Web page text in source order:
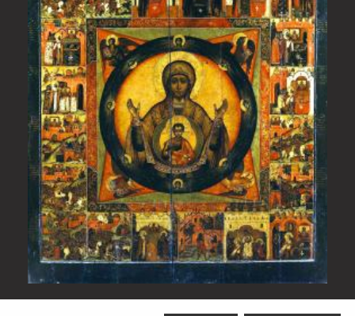
Icoana